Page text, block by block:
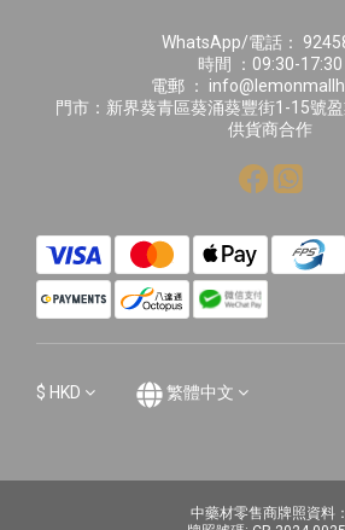
WhatsApp/電話：
時間 ：09:30-17:30
電郵 ：
門市：新界葵青區葵涌葵豐街1-15號
供貨商合作
$ HKD 繁體中文
中藥材零售商牌照資料：